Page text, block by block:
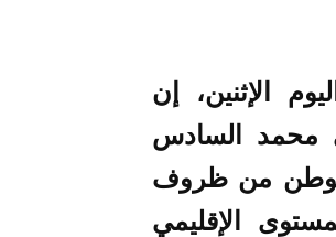
الإثنين، إن
محمد السادس
الوطن من ظروف
الإقليمي